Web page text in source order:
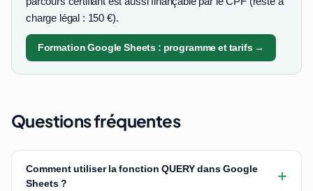
charge légal : 150 €).
Formation Google Sheets : programme et tarifs →
Questions fréquentes
Comment utiliser la fonction QUERY dans Google
Sheets ?
+